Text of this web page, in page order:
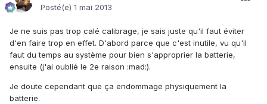
Posté(e) 1 mai 2013
Je ne suis pas trop calé calibrage, je sais juste qu'il faut éviter
d'en faire trop en effet. D'abord parce que c'est inutile, vu qu'il
faut du temps au système pour bien s'approprier la batterie,
ensuite (j'ai oublié le 2e raison :mad:).
Je doute cependant que ça endommage physiquement la
batterie.